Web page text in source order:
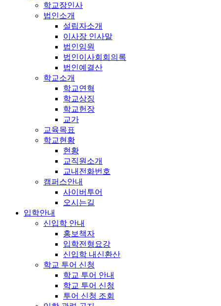
학교장인사
법인소개
설립자소개
이사장 인사말
법인임원
법인이사회회의록
법인예결산
학교소개
학교연혁
학교상징
학교헌장
교가
교육목표
학교현황
현황
교직원소개
교내전화번호
캠퍼스안내
사이버투어
오시는길
입학안내
신입학 안내
홍보책자
입학전형요강
신입학 내신환산
학교 투어 신청
학교 투어 안내
학교 투어 신청
투어 신청 조회